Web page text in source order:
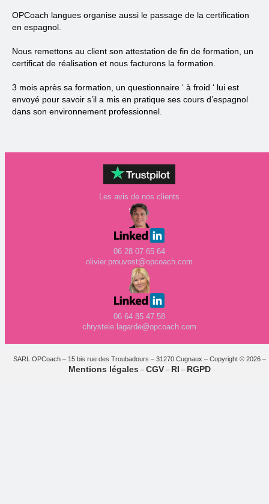
OPCoach langues organise aussi le passage de la certification
en espagnol.
Nous remettons au client son attestation de fin de formation, un
certificat de réalisation et nous facturons la formation.
3 mois après sa formation, un questionnaire ‘ à froid ‘ lui est
envoyé pour savoir s’il a mis en pratique ses cours d’espagnol
dans son environnement professionnel.
Les avis de nos clients
06 28 07 65 64
olivier.prouvost@opcoach.com
06 64 85 47 58
chrystele.lagarde@opcoach.com
SARL OPCoach – 15 bis rue des Troubadours – 31270 Cugnaux – Copyright © 2026 –
Mentions légales – CGV– RI – RGPD